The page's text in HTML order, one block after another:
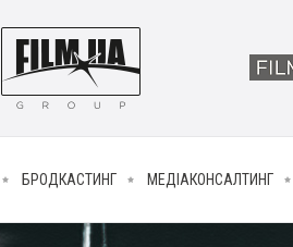
БРОДКАСТИНГ МЕДІАКОНСАЛТИНГ